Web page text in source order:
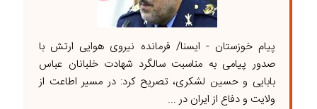
پیام خوزستان - ایسنا/ فرمانده نیروی هوایی ارتش با
صدور پیامی به مناسبت سالگرد شهادت خلبانان عباس
بابایی و حسین لشکری، تصریح کرد: در مسیر اطاعت از
ولایت و دفاع از ایران در ...